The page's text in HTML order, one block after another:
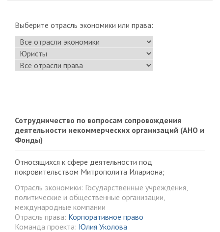
Выберите отрасль экономики или права:
Сотрудничество по вопросам сопровождения
деятельности некоммерческих организаций (АНО и
Фонды)
Относящихся к сфере деятельности под
покровительством Митрополита Илариона;
Отрасль экономики: Государственные учреждения,
политические и общественные организации,
международные компании
Отрасль права: Корпоративное право
Команда проекта: Юлия Уколова